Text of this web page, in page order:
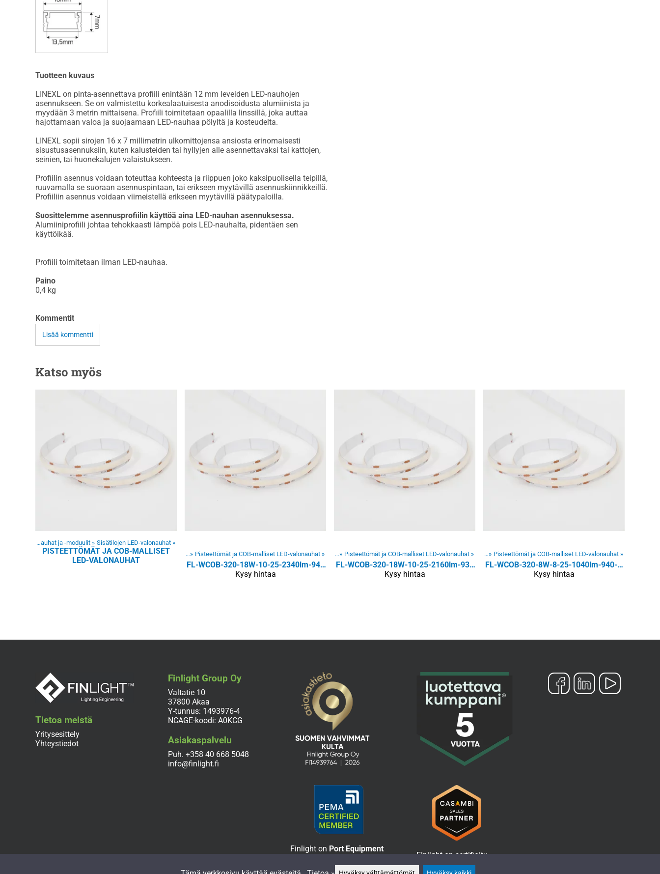
Tuotteen kuvaus
LINEXL on pinta-asennettava profiili enintään 12 mm leveiden LED-nauhojen
asennukseen. Se on valmistettu korkealaatuisesta anodisoidusta alumiinista ja
myydään 3 metrin mittaisena. Profiili toimitetaan opaalilla linssillä, joka auttaa
hajottamaan valoa ja suojaamaan LED-nauhaa pölyltä ja kosteudelta.
LINEXL sopii sirojen 16 x 7 millimetrin ulkomittojensa ansiosta erinomaisesti
sisustusasennuksiin, kuten kalusteiden tai hyllyjen alle asennettavaksi tai kattojen,
seinien, tai huonekalujen valaistukseen.
Profiilin asennus voidaan toteuttaa kohteesta ja riippuen joko kaksipuolisella teipillä,
ruuvamalla se suoraan asennuspintaan, tai erikseen myytävillä asennuskiinnikkeillä.
Profiiliin asennus voidaan viimeistellä erikseen myytävillä päätypaloilla.
Suosittelemme asennusprofiilin käyttöä aina LED-nauhan asennuksessa.
Alumiiniprofiili johtaa tehokkaasti lämpöä pois LED-nauhalta, pidentäen sen
käyttöikää.
Profiili toimitetaan ilman LED-nauhaa.
Paino
0,4 kg
Kommentit
Lisää kommentti
Katso myös
LED-valonauhat ja -moduulit ‪» Sisätilojen LED-valonauhat ‪»
PISTEETTÖMÄT JA COB-MALLISET
LED-VALONAUHAT
LED-valonauhat ja -moduulit ‪» Sisätilojen LED-valonauhat ‪» Pisteettömät ja COB-malliset LED-valonauhat ‪»
FL-WCOB-320-18W-10-25-2340lm-940-24V-10m
Kysy hintaa
Tuotteet LED-valonauhat ja -moduulit ‪» Sisätilojen LED-valonauhat ‪» Pisteettömät ja COB-malliset LED-valonauhat ‪»
FL-WCOB-320-18W-10-25-2160lm-930-24V-10m
Kysy hintaa
Tuotteet LED-valonauhat ja -moduulit ‪» Sisätilojen LED-valonauhat ‪» Pisteettömät ja COB-malliset LED-valonauhat ‪»
FL-WCOB-320-8W-8-25-1040lm-940-24V-10m
Kysy hintaa
Tietoa meistä
Yritysesittely
Yhteystiedot
Finlight Group Oy
Valtatie 10
37800 Akaa
Y-tunnus: 1493976-4
NCAGE-koodi: A0KCG
Asiakaspalvelu
Puh. +358 40 668 5048
info@finlight.fi
Finlight on Port Equipment
-verkoston vahvistettu jäsen
Finlight on sertifioitu
Casambi Sales Partner